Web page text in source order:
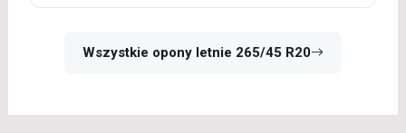
Wszystkie opony letnie 265/45 R20